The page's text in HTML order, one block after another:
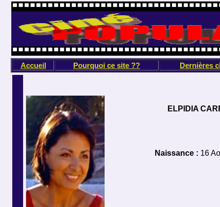
Accueil Pourquoi ce site ?? Dernières
ELPIDIA
Naissance : 16